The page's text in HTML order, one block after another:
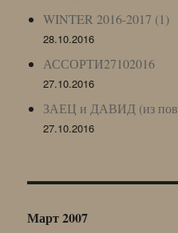
WINTER 2016-2017 (1)
28.10.2016
АССОРТИ27102016
27.10.2016
ЗАЕЦ и ДАВИД (из
27.10.2016
Март 2007